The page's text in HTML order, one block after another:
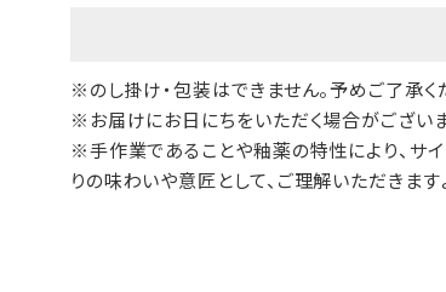
※のし掛け・包装はできません。予めご了承く
※お届けにお日にちをいただく場合がござい
※手作業であることや釉薬の特性により、サ
りの味わいや意匠として、ご理解いただきます